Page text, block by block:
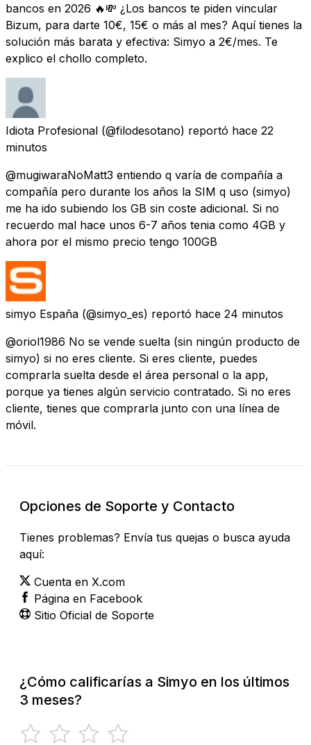
bancos en 2026 🔥💸 ¿Los bancos te piden vincular
Bizum, para darte 10€, 15€ o más al mes? Aquí tienes la
solución más barata y efectiva: Simyo a 2€/mes. Te
explico el chollo completo.
Idiota Profesional (@filodesotano) reportó hace 22
minutos
@mugiwaraNoMatt3 entiendo q varía de compañía a
compañía pero durante los años la SIM q uso (simyo)
me ha ido subiendo los GB sin coste adicional. Si no
recuerdo mal hace unos 6-7 años tenia como 4GB y
ahora por el mismo precio tengo 100GB
simyo España (@simyo_es) reportó hace 24 minutos
@oriol1986 No se vende suelta (sin ningún producto de
simyo) si no eres cliente. Si eres cliente, puedes
comprarla suelta desde el área personal o la app,
porque ya tienes algún servicio contratado. Si no eres
cliente, tienes que comprarla junto con una línea de
móvil.
Opciones de Soporte y Contacto
Tienes problemas? Envía tus quejas o busca ayuda
aquí:
Cuenta en X.com
Página en Facebook
Sitio Oficial de Soporte
¿Cómo calificarías a Simyo en los últimos
3 meses?